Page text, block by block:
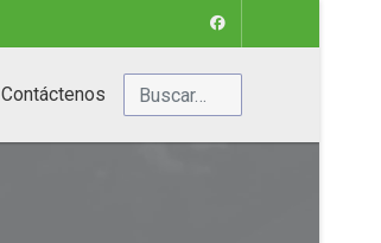
Contáctenos Buscar